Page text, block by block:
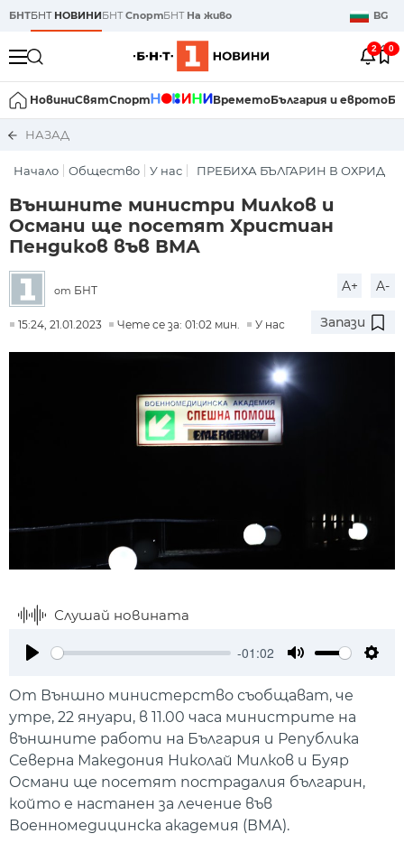
БНТБНТ НОВИНИБНТСпортБНТ На живо BG
2 0
НовиниСвятСпорт ВреметоБългария и еврото
НАЗАД
Начало Общество У нас ПРЕБИХА БЪЛГАРИН В ОХРИД
Външните министри Милков и
Османи ще посетят Христиан
Пендиков във ВМА
от БНТ A+ A-
15:24, 21.01.2023 Чете се за: 01:02 мин. У нас Запази
Слушай новината
-01:02
От Външно министерство съобщават, че
утре, 22 януари, в 11.00 часа министрите на
външните работи на България и Република
Северна Македония Николай Милков и Буяр
Османи ще посетят пострадалия българин,
който е настанен за лечение във
Военномедицинска академия (ВМА).